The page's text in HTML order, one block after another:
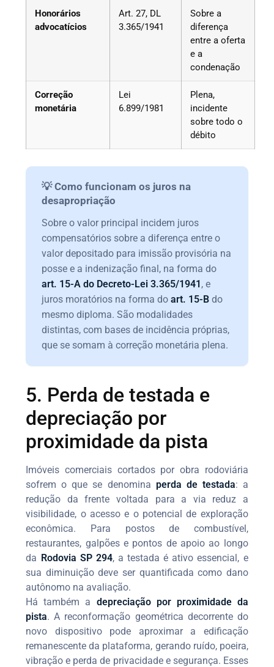
Honorários
advocatícios
Art. 27, DL
3.365/1941
Sobre a
diferença
entre a oferta
e a
condenação
Correção
monetária
Lei
6.899/1981
Plena,
incidente
sobre todo o
débito
💡 Como funcionam os juros na
desapropriação
Sobre o valor principal incidem juros
compensatórios sobre a diferença entre o
valor depositado para imissão provisória na
posse e a indenização final, na forma do
art. 15-A do Decreto-Lei 3.365/1941, e
juros moratórios na forma doart. 15-B do
mesmo diploma. São modalidades
distintas, com bases de incidência próprias,
que se somam à correção monetária plena.
5. Perda de testada e
depreciação por
proximidade da pista
Imóveis comerciais cortados por obra rodoviária
sofrem o que se denomina perda de testada: a
redução da frente voltada para a via reduz a
visibilidade, o acesso e o potencial de exploração
econômica. Para postos de combustível,
restaurantes, galpões e pontos de apoio ao longo
da Rodovia SP 294, a testada é ativo essencial, e
sua diminuição deve ser quantificada como dano
autônomo na avaliação.
Há também a depreciação por proximidade da
pista. A reconformação geométrica decorrente do
novo dispositivo pode aproximar a edificação
remanescente da plataforma, gerando ruído, poeira,
vibração e perda de privacidade e segurança. Esses